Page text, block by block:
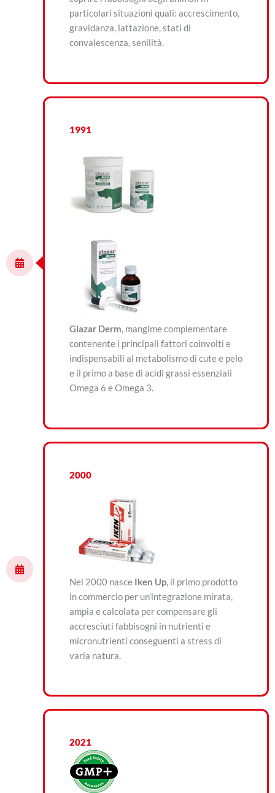
particolari situazioni quali: accrescimento,
gravidanza, lattazione, stati di
convalescenza, senilità.
1991
Glazar Derm, mangime complementare
contenente i principali fattori coinvolti e
indispensabili al metabolismo di cute e pelo
e il primo a base di acidi grassi essenziali
Omega 6 e Omega 3.
2000
Nel 2000 nasce Iken Up, il primo prodotto
in commercio per un’integrazione mirata,
ampia e calcolata per compensare gli
accresciuti fabbisogni in nutrienti e
micronutrienti conseguenti a stress di
varia natura.
2021